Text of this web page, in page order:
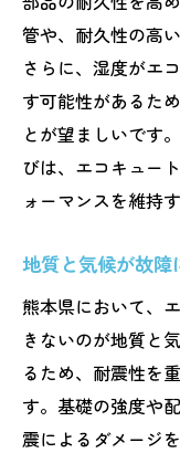
管や、耐久性の高
さらに、湿度がエ
す可能性があるた
とが望ましいです
びは、エコキュー
ォーマンスを維持
地質と気候が故障
熊本県において、
きないのが地質と
るため、耐震性を
す。基礎の強度や
震によるダメージ